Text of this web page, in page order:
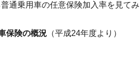
通乗用車の任意保険加入率を見てみ
保険の概況 （平成24年度より）